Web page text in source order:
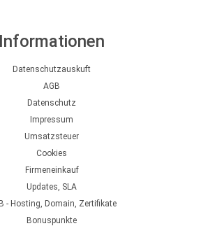
Informationen
Datenschutzauskuft
AGB
Datenschutz
Impressum
Umsatzsteuer
Cookies
Firmeneinkauf
Updates, SLA
- Hosting, Domain, Zertifikate
Bonuspunkte